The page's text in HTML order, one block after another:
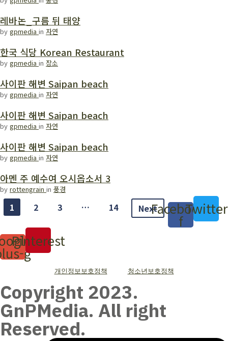
레바논_구름 뒤 태양
by gpmedia in 자연
한국 식당 Korean Restaurant
by gpmedia in 장소
사이판 해변 Saipan beach
by gpmedia in 자연
사이판 해변 Saipan beach
by gpmedia in 자연
사이판 해변 Saipan beach
by gpmedia in 자연
아멘 주 예수여 오시옵소서 3
by rottengrain in 풍경
1 2 3 … 14 NextFacebook-
f
Twitter
g
Pinterest
개인정보보호정책 청소년보호정책
Copyright 2023.
GnPMedia. All right
Reserved.